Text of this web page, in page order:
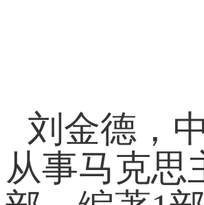
刘金德，
从事马克思